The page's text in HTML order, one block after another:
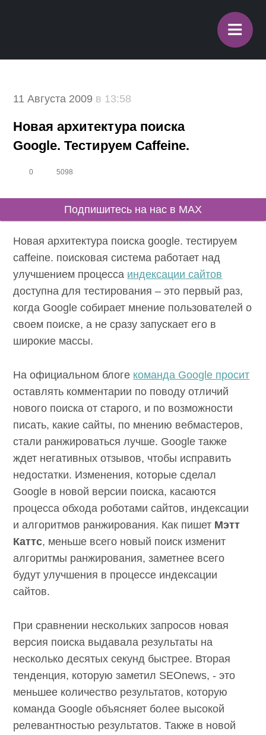
≡
11 Августа 2009 в 13:58
Новая архитектура поиска
Google. Тестируем Caffeine.
0 5098
Подпишитесь на нас в MAX
Новая архитектура поиска google. тестируем
caffeine. поисковая система работает над
улучшением процесса индексации сайтов
доступна для тестирования – это первый раз,
когда Google собирает мнение пользователей о
своем поиске, а не сразу запускает его в
широкие массы.
На официальном блоге команда Google просит
оставлять комментарии по поводу отличий
нового поиска от старого, и по возможности
писать, какие сайты, по мнению вебмастеров,
стали ранжироваться лучше. Google также
ждет негативных отзывов, чтобы исправить
недостатки. Изменения, которые сделал
Google в новой версии поиска, касаются
процесса обхода роботами сайтов, индексации
и алгоритмов ранжирования. Как пишет Мэтт
Каттс, меньше всего новый поиск изменит
алгоритмы ранжирования, заметнее всего
будутулучшения в процессе индексации
сайтов.
При сравнении нескольких запросов новая
версия поиска выдавала результаты на
несколько десятых секунд быстрее. Вторая
тенденция, которую заметил SEOnews, - это
меньшее количество результатов, которую
команда Google объясняет более высокой
релевантностью результатов. Также в новой